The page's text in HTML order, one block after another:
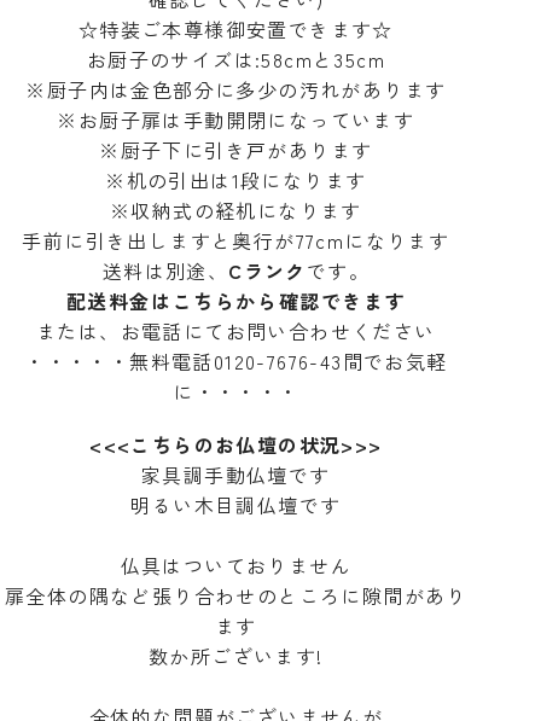
☆特装ご本尊様御安置できます☆
お厨子のサイズは:58cmと35cm
※厨子内は金色部分に多少の汚れがあります
※お厨子扉は手動開閉になっています
※厨子下に引き戸があります
※机の引出は1段になります
※収納式の経机になります
手前に引き出しますと奥行が77cmになります
送料は別途、 Cランク です。
配送料金はこちらから確認できます
または、お電話にてお問い合わせください
・・・・・無料電話0120-7676-43間でお気軽
に・・・・・
<<<こちらのお仏壇の状況>>>
家具調手動仏壇です
明るい木目調仏壇です
仏具はついておりません
扉全体の隅など張り合わせのところに隙間があり
ます
数か所ございます!